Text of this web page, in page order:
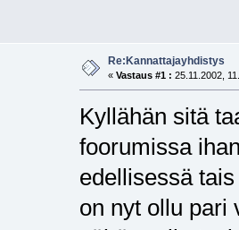
Re:Kannattajayhdistys
« Vastaus #1 : 25.11.2002,
Kyllähän sitä
foorumissa
edellisessä
on nyt ollu pari